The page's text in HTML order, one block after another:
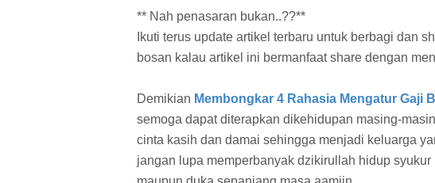
** Nah penasaran bukan..??**
Ikuti terus update artikel terbaru untuk berbagi dan
bosan kalau artikel ini bermanfaat share dengan
Demikian Membongkar 4 Rahasia Mengatur Gaji
semoga dapat diterapkan dikehidupan masing-
cinta kasih dan damai sehingga menjadi keluarga
jangan lupa memperbanyak dzikirullah hidup